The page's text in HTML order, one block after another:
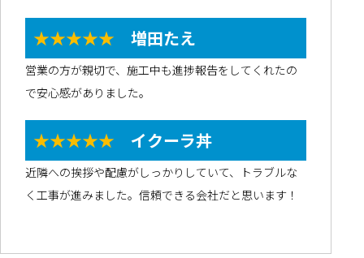
★★★★★ 増田たえ
営業の方が親切で、施工中も進捗報告をしてくれたの
で安心感がありました。
★★★★★ イクーラ丼
近隣への挨拶や配慮がしっかりしていて、トラブルな
く工事が進みました。信頼できる会社だと思います！